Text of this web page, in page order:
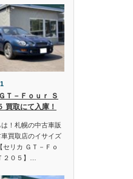
Ｔ－Ｆｏｕｒ Ｓ
買取にて入庫！
は！札幌の中古車販
買取店のイサイズ
セリカ ＧＴ－Ｆｏ
２０５】…